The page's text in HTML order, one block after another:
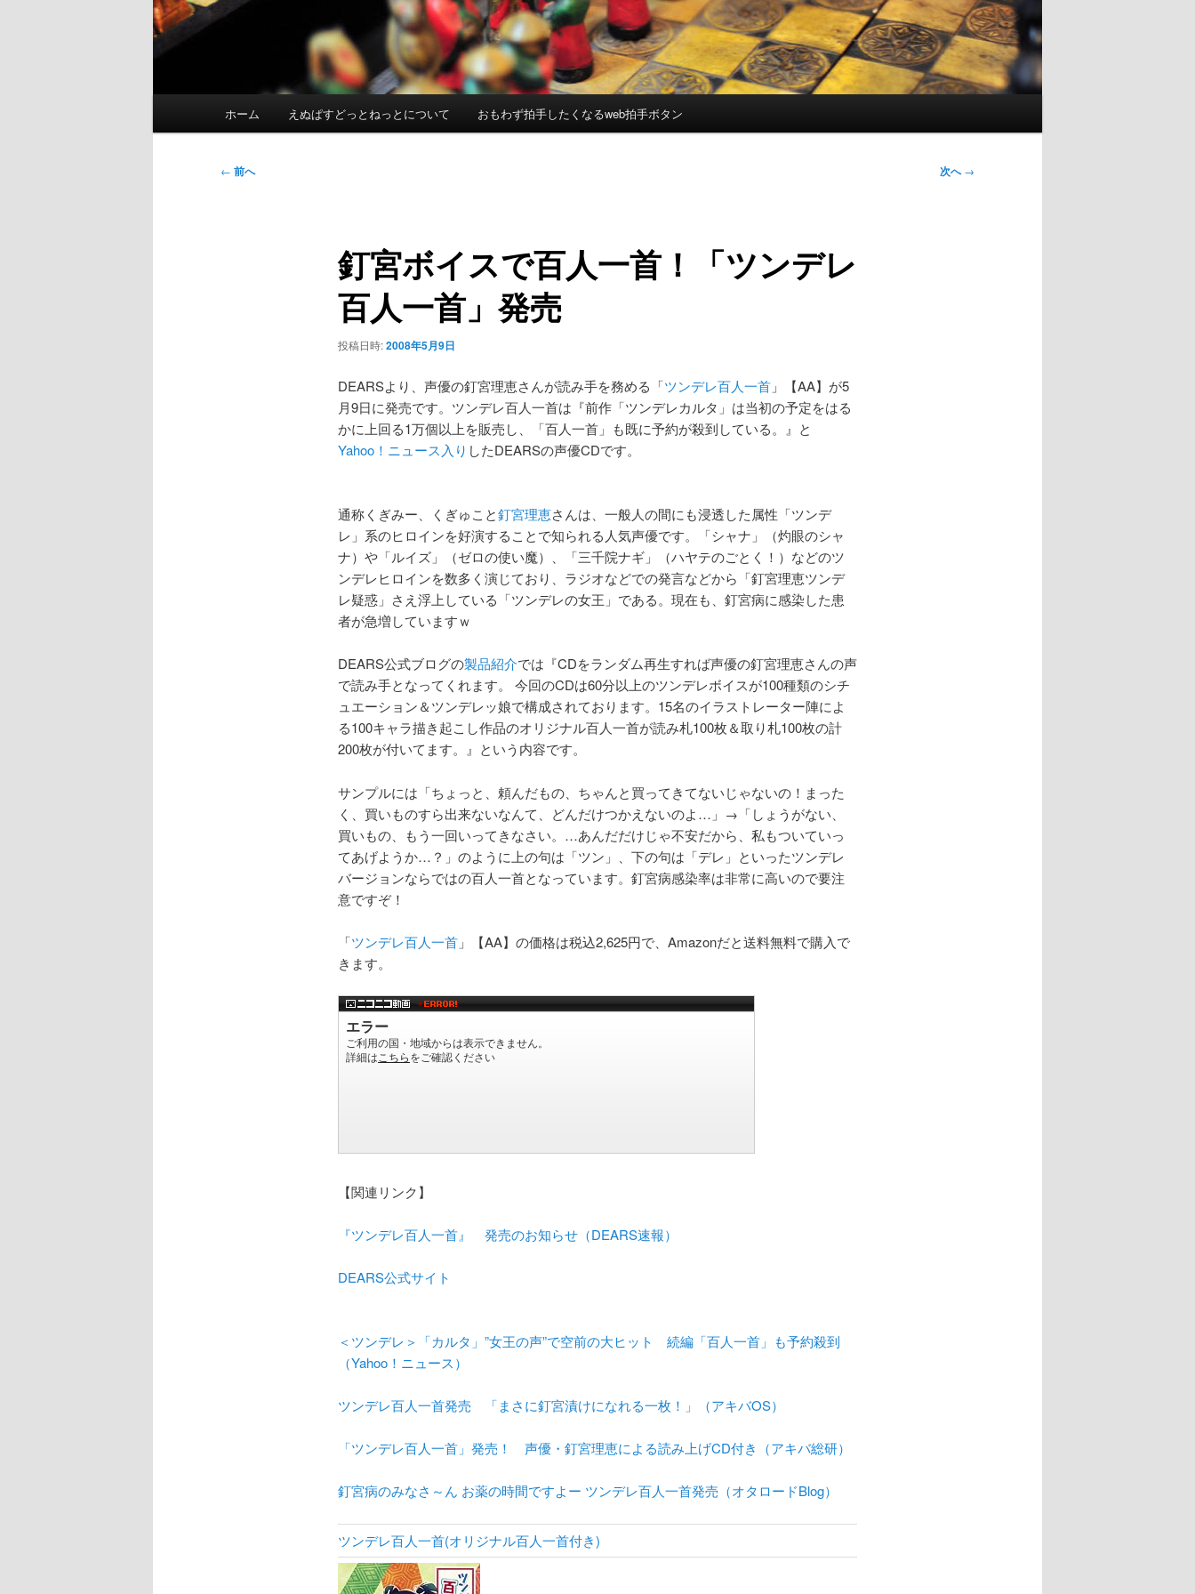
ホーム えぬぱすどっとねっとについて おもわず拍手したくなるweb拍手ボタン
投
← 前へ 次へ→
釘宮ボイスで百人一首！「ツンデレ
百人一首」発売
投稿日時:2008年5月9日
DEARSより、声優の釘宮理恵さんが読み手を務める「ツンデレ百人一首」【AA】が5
月9日に発売です。ツンデレ百人一首は『前作「ツンデレカルタ」は当初の予定をはる
かに上回る1万個以上を販売し、「百人一首」も既に予約が殺到している。』と
Yahoo！ニュース入り したDEARSの声優CDです。
通称くぎみー、くぎゅこと釘宮理恵さんは、一般人の間にも浸透した属性「ツンデ
レ」系のヒロインを好演することで知られる人気声優です。「シャナ」（灼眼のシャ
ナ）や「ルイズ」（ゼロの使い魔）、「三千院ナギ」（ハヤテのごとく！）などのツ
ンデレヒロインを数多く演じており、ラジオなどでの発言などから「釘宮理恵ツンデ
レ疑惑」さえ浮上している「ツンデレの女王」である。現在も、釘宮病に感染した患
者が急増していますｗ
DEARS公式ブログの製品紹介では『CDをランダム再生すれば声優の釘宮理恵さんの声
で読み手となってくれます。 今回のCDは60分以上のツンデレボイスが100種類のシチ
ュエーション＆ツンデレッ娘で構成されております。15名のイラストレーター陣によ
る100キャラ描き起こし作品のオリジナル百人一首が読み札100枚＆取り札100枚の計
200枚が付いてます。』という内容です。
サンプルには「ちょっと、頼んだもの、ちゃんと買ってきてないじゃないの！まった
く、買いものすら出来ないなんて、どんだけつかえないのよ…」→「しょうがない、
買いもの、もう一回いってきなさい。…あんだだけじゃ不安だから、私もついていっ
てあげようか…？」のように上の句は「ツン」、下の句は「デレ」といったツンデレ
バージョンならではの百人一首となっています。釘宮病感染率は非常に高いので要注
意ですぞ！
「ツンデレ百人一首」【AA】の価格は税込2,625円で、Amazonだと送料無料で購入で
きます。
【関連リンク】
『ツンデレ百人一首』 発売のお知らせ（DEARS速報）
DEARS公式サイト
＜ツンデレ＞「カルタ」”女王の声”で空前の大ヒット 続編「百人一首」も予約殺到
（Yahoo！ニュース）
ツンデレ百人一首発売 「まさに釘宮漬けになれる一枚！」（アキバOS）
「ツンデレ百人一首」発売！ 声優・釘宮理恵による読み上げCD付き（アキバ総研）
釘宮病のみなさ～ん お薬の時間ですよー ツンデレ百人一首発売（オタロードBlog）
ツンデレ百人一首(オリジナル百人一首付き)